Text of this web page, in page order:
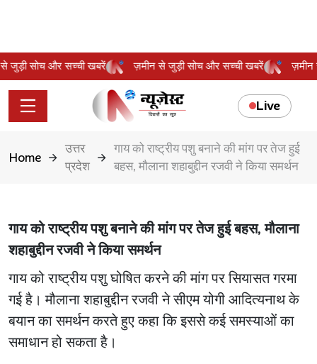
से जुड़ी सोच और सच्ची खबरें ज़मीन से जुड़ी सोच और सच्ची खबरें
Live
Home
उत्तर
प्रदेश
गाय को राष्ट्रीय पशु बनाने की मांग पर तेज हुई
बहस, मौलाना शहाबुद्दीन रजवी ने किया समर्थन
गाय को राष्ट्रीय पशु बनाने की मांग पर तेज हुई बहस, मौलाना
शहाबुद्दीन रजवी ने किया समर्थन
गाय को राष्ट्रीय पशु घोषित करने की मांग पर सियासत गरमा
गई है। मौलाना शहाबुद्दीन रजवी ने सीएम योगी आदित्यनाथ के
बयान का समर्थन करते हुए कहा कि इससे कई समस्याओं का
समाधान हो सकता है।